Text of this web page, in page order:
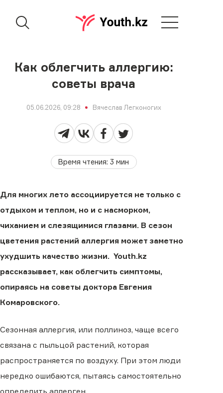
Как облегчить аллергию:
советы врача
05.06.2026, 09:28 Вячеслав Легконогих
Время чтения:3 мин
Для многих лето ассоциируется не только с
отдыхом и теплом, но и с насморком,
чиханием и слезящимися глазами. В сезон
цветения растений аллергия может заметно
ухудшить качество жизни. Youth.kz
рассказывает, как облегчить симптомы,
опираясь на советы доктора Евгения
Комаровского.
Сезонная аллергия, или поллиноз, чаще всего
связана с пыльцой растений, которая
распространяется по воздуху. При этом люди
нередко ошибаются, пытаясь самостоятельно